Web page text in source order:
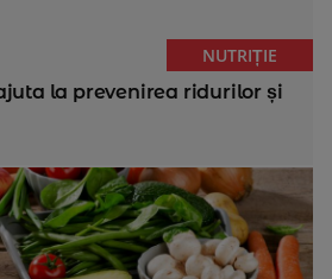
NUTRIȚIE
la prevenirea ridurilor și